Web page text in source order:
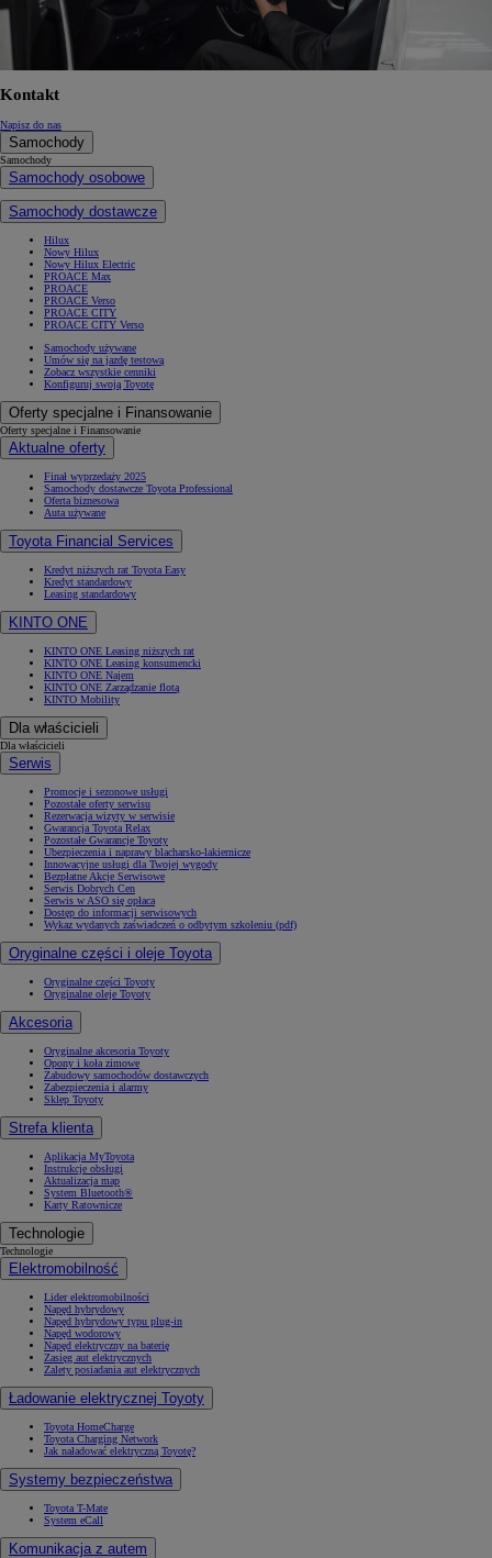
Kontakt
Napisz do nas
Samochody
Samochody
Samochody osobowe
Samochody dostawcze
Hilux
Nowy Hilux
Nowy Hilux Electric
PROACE Max
PROACE
PROACE Verso
PROACE CITY
PROACE CITY Verso
Samochody używane
Umów się na jazdę testową
Zobacz wszystkie cenniki
Konfiguruj swoją Toyotę
Oferty specjalne i Finansowanie
Oferty specjalne i Finansowanie
Aktualne oferty
Finał wyprzedaży 2025
Samochody dostawcze Toyota Professional
Oferta biznesowa
Auta używane
Toyota Financial Services
Kredyt niższych rat Toyota Easy
Kredyt standardowy
Leasing standardowy
KINTO ONE
KINTO ONE Leasing niższych rat
KINTO ONE Leasing konsumencki
KINTO ONE Najem
KINTO ONE Zarządzanie flotą
KINTO Mobility
Dla właścicieli
Dla właścicieli
Serwis
Promocje i sezonowe usługi
Pozostałe oferty serwisu
Rezerwacja wizyty w serwisie
Gwarancja Toyota Relax
Pozostałe Gwarancje Toyoty
Ubezpieczenia i naprawy blacharsko-lakiernicze
Innowacyjne usługi dla Twojej wygody
Bezpłatne Akcje Serwisowe
Serwis Dobrych Cen
Serwis w ASO się opłaca
Dostęp do informacji serwisowych
Wykaz wydanych zaświadczeń o odbytym szkoleniu (pdf)
Oryginalne części i oleje Toyota
Oryginalne części Toyoty
Oryginalne oleje Toyoty
Akcesoria
Oryginalne akcesoria Toyoty
Opony i koła zimowe
Zabudowy samochodów dostawczych
Zabezpieczenia i alarmy
Sklep Toyoty
Strefa klienta
Aplikacja MyToyota
Instrukcje obsługi
Aktualizacja map
System Bluetooth®
Karty Ratownicze
Technologie
Technologie
Elektromobilność
Lider elektromobilności
Napęd hybrydowy
Napęd hybrydowy typu plug-in
Napęd wodorowy
Napęd elektryczny na baterię
Zasięg aut elektrycznych
Zalety posiadania aut elektrycznych
Ładowanie elektrycznej Toyoty
Toyota HomeCharge
Toyota Charging Network
Jak naładować elektryczną Toyotę?
Systemy bezpieczeństwa
Toyota T-Mate
System eCall
Komunikacja z autem